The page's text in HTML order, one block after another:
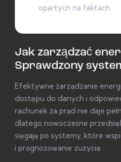
opartych na faktach.
Jak zarządzać
Sprawdzony
Efektywne zarządzanie
dostępu do danych i
rachunek za prąd nie daje
dlatego nowoczesne
sięgają po systemy, które
i prognozowanie zużycia.